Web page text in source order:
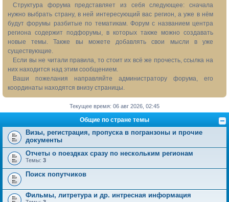
Структура форума представляет из себя следующее: сначала
нужно выбрать страну, в ней интересующий вас регион, а уже в нём
будут форумы разбитые по тематикам. Форум с названием центра
региона содержит подфорумы, в которых также можно создавать
новые темы. Также вы можете добавлять свои мысли в уже
существующие.
Если вы не читали правила, то стоит их всё же прочесть, ссылка на
них находится над этим сообщением.
Ваши пожелания направляйте администратору форума, его
координаты находятся внизу страницы.
Текущее время: 06 авг 2026, 02:45
Общие по стране темы
Визы, регистрация, пропуска в погранзоны и прочие
документы
Отчеты о поездках сразу по нескольким регионам
Темы: 3
Поиск попутчиков
Фильмы, литретура и др. интресная информация